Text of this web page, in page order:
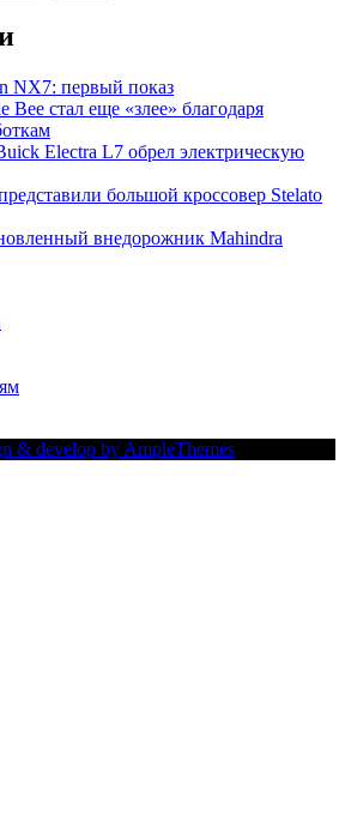
NX7: первый показ
Bee стал еще «злее» благодаря
Electra L7 обрел электрическую
большой кроссовер Stelato
внедорожник Mahindra
& develop by AmpleThemes